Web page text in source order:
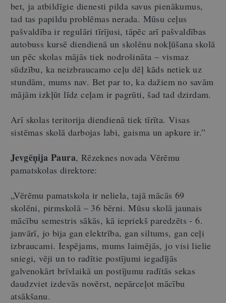
bet, ja atbildīgie dienesti pilda savus pienākumus,
tad tas papildu problēmas nerada. Mūsu ceļus
pašvaldība ir regulāri tīrījusi, tāpēc arī pašvaldības
autobuss kursē diendienā un skolēnu nokļūšana skolā
un pēc skolas mājās tiek nodrošināta – vismaz
sūdzību, ka neizbraucamo ceļu dēļ kāds netiek uz
stundām, mums nav. Bet par to, ka dažiem no savām
mājām izkļūt līdz ceļam ir pagrūti, šad tad dzirdam.
Arī skolas teritorija diendienā tiek tīrīta. Visas
sistēmas skolā darbojas labi, gaisma un apkure ir.”
Jevgēņija Paura, Rēzeknes novada Vērēmu
pamatskolas direktore:
„Vērēmu pamatskola ir neliela, tajā mācās 69
skolēni, pirmskolā – 36 bērni. Mūsu skolā jaunais
mācību semestris sākās, kā iepriekš paredzēts - 6.
janvārī, jo bija gan elektrība, gan siltums, gan ceļi
izbraucami. Iespējams, mums laimējās, jo visi lielie
sniegi, vēji un to radītie postījumi iegadījās
galvenokārt brīvlaikā un postījumu radītās sekas
daudzviet izdevās novērst, nepārceļot mācību
atsākšanu.